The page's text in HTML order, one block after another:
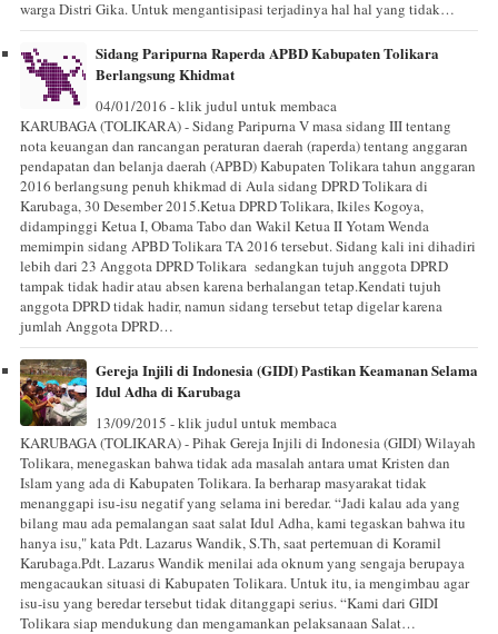
warga Distri Gika. Untuk mengantisipasi terjadinya hal hal yang tidak…
Sidang Paripurna Raperda APBD Kabupaten Tolikara
Berlangsung Khidmat
04/01/2016 - klik judul untuk membaca
KARUBAGA (TOLIKARA) - Sidang Paripurna V masa sidang III tentang
nota keuangan dan rancangan peraturan daerah (raperda) tentang anggaran
pendapatan dan belanja daerah (APBD) Kabupaten Tolikara tahun anggaran
2016 berlangsung penuh khikmad di Aula sidang DPRD Tolikara di
Karubaga, 30 Desember 2015.Ketua DPRD Tolikara, Ikiles Kogoya,
didampinggi Ketua I, Obama Tabo dan Wakil Ketua II Yotam Wenda
memimpin sidang APBD Tolikara TA 2016 tersebut. Sidang kali ini dihadiri
lebih dari 23 Anggota DPRD Tolikara sedangkan tujuh anggota DPRD
tampak tidak hadir atau absen karena berhalangan tetap.Kendati tujuh
anggota DPRD tidak hadir, namun sidang tersebut tetap digelar karena
jumlah Anggota DPRD…
Gereja Injili di Indonesia (GIDI) Pastikan Keamanan Selama
Idul Adha di Karubaga
13/09/2015 - klik judul untuk membaca
KARUBAGA (TOLIKARA) - Pihak Gereja Injili di Indonesia (GIDI) Wilayah
Tolikara, menegaskan bahwa tidak ada masalah antara umat Kristen dan
Islam yang ada di Kabupaten Tolikara. Ia berharap masyarakat tidak
menanggapi isu-isu negatif yang selama ini beredar. “Jadi kalau ada yang
bilang mau ada pemalangan saat salat Idul Adha, kami tegaskan bahwa itu
hanya isu," kata Pdt. Lazarus Wandik, S.Th, saat pertemuan di Koramil
Karubaga.Pdt. Lazarus Wandik menilai ada oknum yang sengaja berupaya
mengacaukan situasi di Kabupaten Tolikara. Untuk itu, ia mengimbau agar
isu-isu yang beredar tersebut tidak ditanggapi serius. “Kami dari GIDI
Tolikara siap mendukung dan mengamankan pelaksanaan Salat…